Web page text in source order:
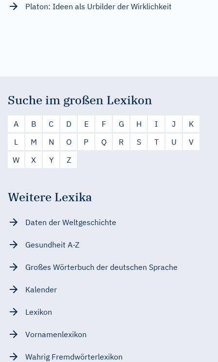
Platon: Ideen als Urbilder der Wirklichkeit
Suche im großen Lexikon
A B C D E F G H I J
K
L
M N O P Q R S T U
V
W
X Y Z
Weitere Lexika
Daten der Weltgeschichte
Gesundheit A-Z
Großes Wörterbuch der deutschen Sprache
Kalender
Lexikon
Vornamenlexikon
Wahrig Fremdwörterlexikon